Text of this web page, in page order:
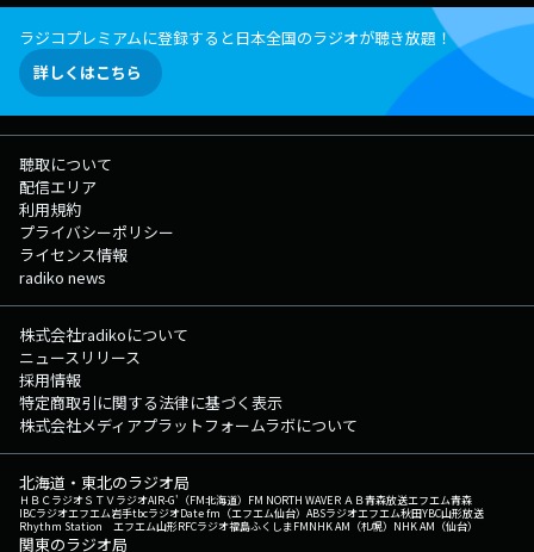
ラジコプレミアムに登録すると日本全国のラジオが聴き放題！
詳しくはこちら
聴取について
配信エリア
利用規約
プライバシーポリシー
ライセンス情報
radiko news
株式会社radikoについて
ニュースリリース
採用情報
特定商取引に関する法律に基づく表示
株式会社メディアプラットフォームラボについて
北海道・東北のラジオ局
ＨＢＣラジオＳＴＶラジオAIR-G'（FM北海道） FM NORTH WAVEＲＡＢ青森放送エフエム青森
IBCラジオエフエム岩手tbcラジオDate fm（エフエム仙台） ABSラジオエフエム秋田YBC山形放送
Rhythm Station エフエム山形RFCラジオ福島ふくしまFMNHK AM（札幌） NHK AM（仙台）
関東のラジオ局